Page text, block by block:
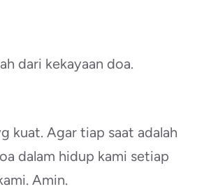
dari kekayaan doa.
kuat. Agar tiap saat adalah
dalam hidup kami setiap
Amin.